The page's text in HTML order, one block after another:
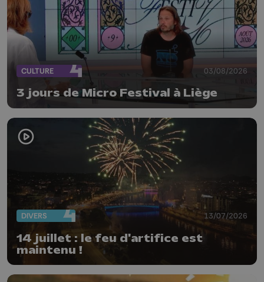
CULTURE 03/08/2026
3 jours de Micro Festival à Liège
DIVERS 13/07/2026
14 juillet : le feu d'artifice est
maintenu !